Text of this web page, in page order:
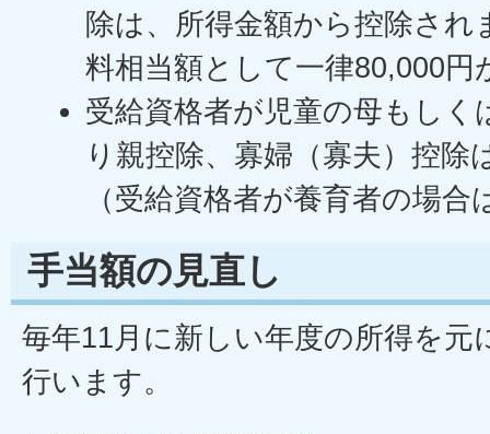
除は、所得金額から控除され
料相当額として一律80,000円
受給資格者が児童の母もしく
り親控除、寡婦（寡夫）控除
（受給資格者が養育者の場
手当額の見直し
毎年11月に新しい年度の所得を元
行います。